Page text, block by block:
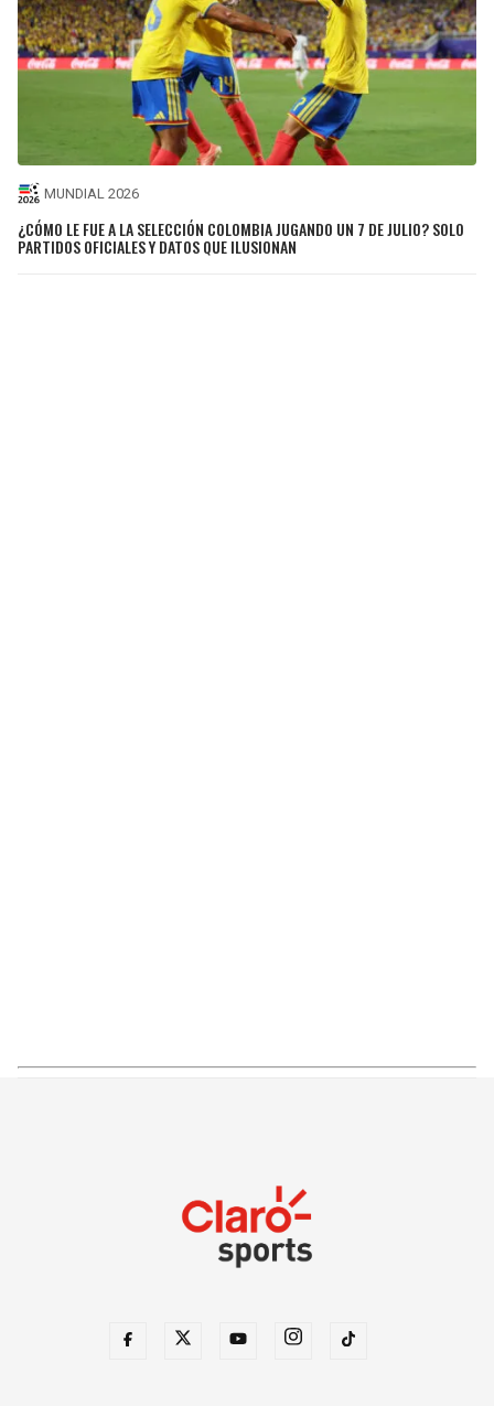
MUNDIAL 2026
¿CÓMO LE FUE A LA SELECCIÓN COLOMBIA JUGANDO UN 7 DE JULIO? SOLO
PARTIDOS OFICIALES Y DATOS QUE ILUSIONAN